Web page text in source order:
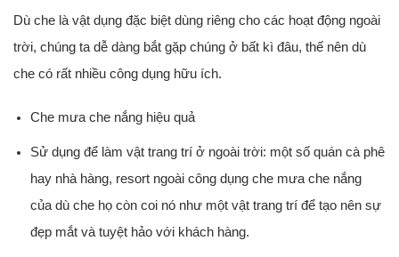
Dù che là vật dụng đặc biệt dùng riêng cho các hoạt động ngoài
trời, chúng ta dễ dàng bắt gặp chúng ở bất kì đâu, thế nên dù
che có rất nhiều công dụng hữu ích.
Che mưa che nắng hiệu quả
Sử dụng để làm vật trang trí ở ngoài trời: một số quán cà phê
hay nhà hàng, resort ngoài công dụng che mưa che nắng
của dù che họ còn coi nó như một vật trang trí để tạo nên sự
đẹp mắt và tuyệt hảo với khách hàng.